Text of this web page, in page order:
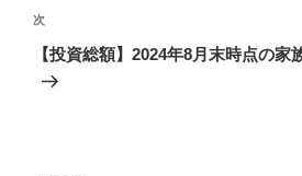
ビ
ゲ
ー
稿
次
の
次
【投資総額】2024年8月末時点の家